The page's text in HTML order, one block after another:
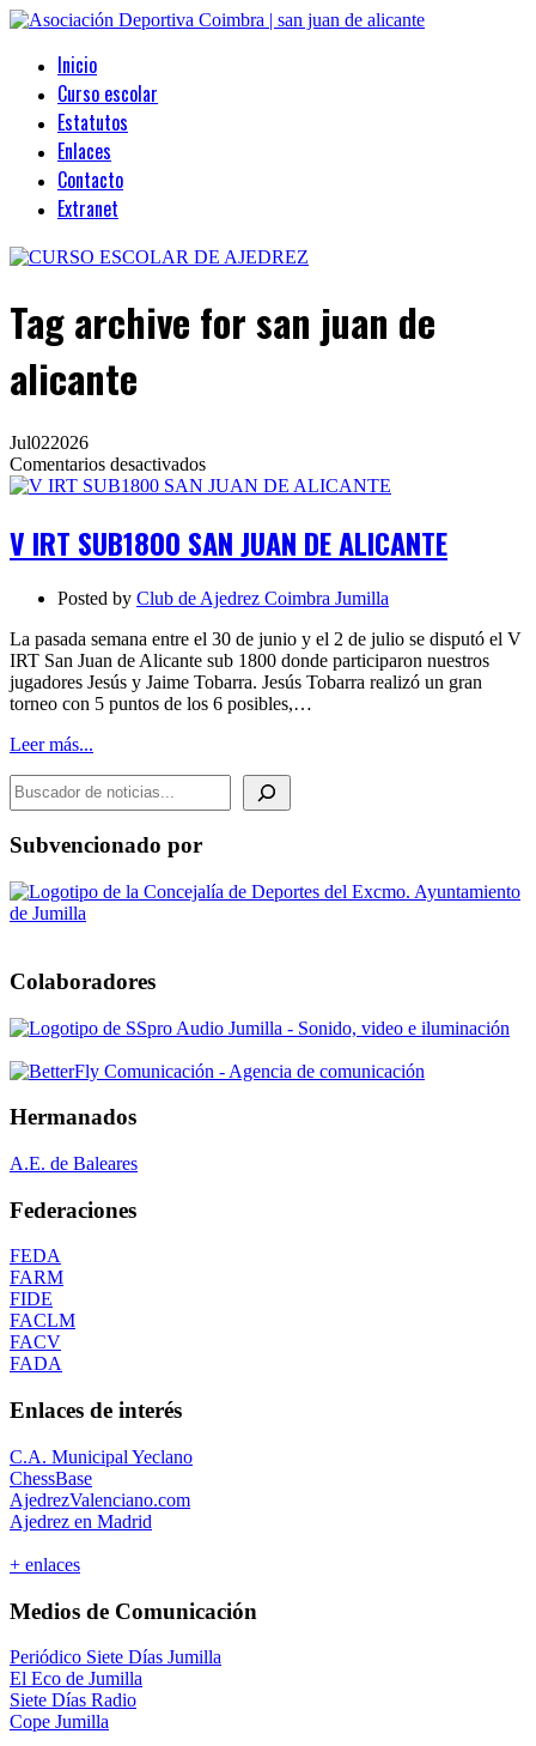
Inicio
Curso escolar
Estatutos
Enlaces
Contacto
Extranet
Tag archive for san juan de
alicante
Jul022026
Comentarios desactivadosen
V
SAN
DE
ALICANTE
V IRT SUB1800 SAN JUAN DE ALICANTE
Posted by Club de Ajedrez Coimbra Jumilla
La pasada semana entre el 30 de junio y el 2 de julio se disputó el V
IRT San Juan de Alicante sub 1800 donde participaron nuestros
jugadores Jesús y Jaime Tobarra. Jesús Tobarra realizó un gran
torneo con 5 puntos de los 6 posibles,…
Leer más...
BUSCADOR DE NOTICIAS
Subvencionado por
Colaboradores
Hermanados
A.E. de Baleares
Federaciones
FEDA
FARM
FIDE
FACLM
FACV
FADA
Enlaces de interés
C.A. Municipal Yeclano
ChessBase
AjedrezValenciano.com
Ajedrez en Madrid
+ enlaces
Medios de Comunicación
Periódico Siete Días Jumilla
El Eco de Jumilla
Siete Días Radio
Cope Jumilla